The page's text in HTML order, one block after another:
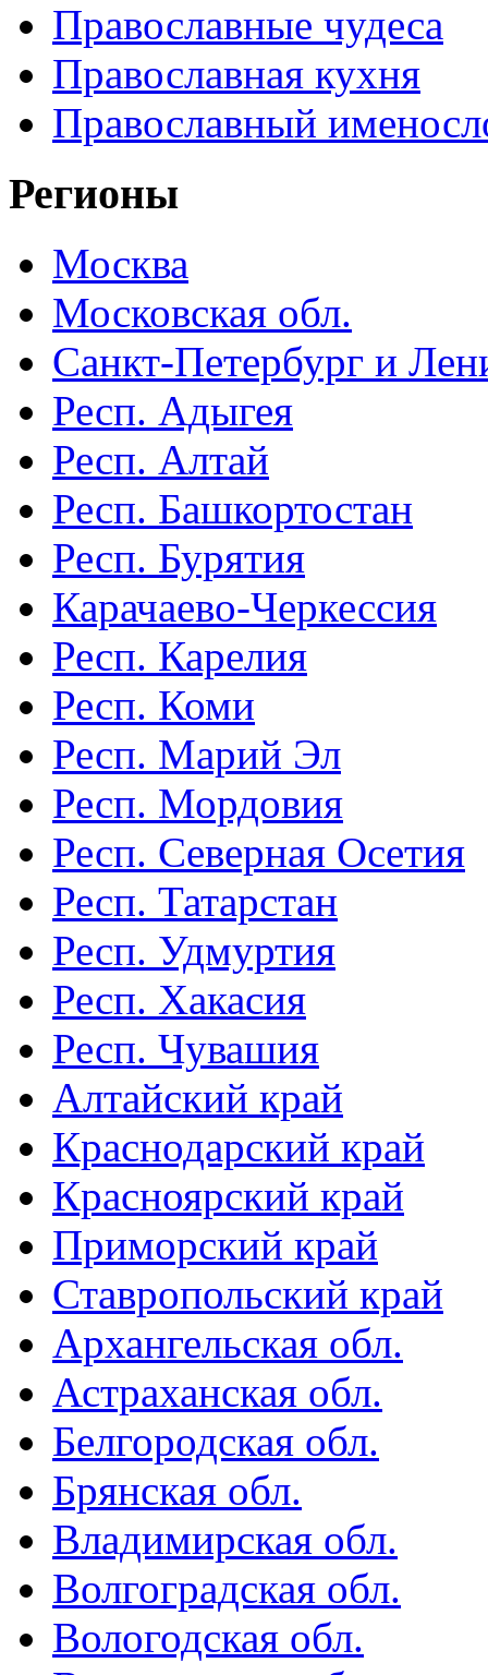
Православные чудеса
Православная кухня
Православный
Регионы
Москва
Московская обл.
Санкт-Петербург и
Респ. Адыгея
Респ. Алтай
Респ. Башкортостан
Респ. Бурятия
Карачаево-Черкессия
Респ. Карелия
Респ. Коми
Респ. Марий Эл
Респ. Мордовия
Респ. Северная Осетия
Респ. Татарстан
Респ. Удмуртия
Респ. Хакасия
Респ. Чувашия
Алтайский край
Краснодарский край
Красноярский край
Приморский край
Ставропольский край
Архангельская обл.
Астраханская обл.
Белгородская обл.
Брянская обл.
Владимирская обл.
Волгоградская обл.
Вологодская обл.